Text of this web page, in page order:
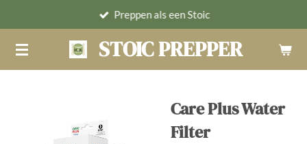
naar
de
STOIC PREPPER
Preppen als een Stoic
Care Plus Water
Filter